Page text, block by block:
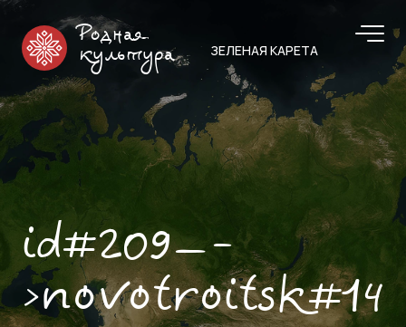
Родная
культура
ЗЕЛЕНАЯ КАРЕТА
id#209—-
>novotroitsk#14